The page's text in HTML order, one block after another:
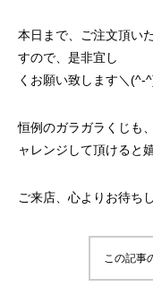
本日まで、ご注文頂い
すので、是非宜し
くお願い致します＼(^-
恒例のガラガラくじも
ャレンジして頂けると
ご来店、心よりお待ち
この記事